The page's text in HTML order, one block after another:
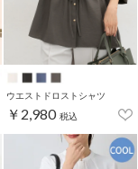
ウエストドロストシャツ
￥2,980 税込